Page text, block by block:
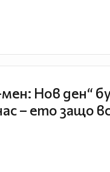
Нов ден“
– ето защо